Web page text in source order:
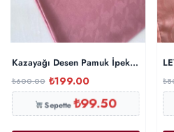
Kazayağı Desen Pamuk İpeksi Şal
₺600.00 ₺199.00
Sepette₺99.50
₺